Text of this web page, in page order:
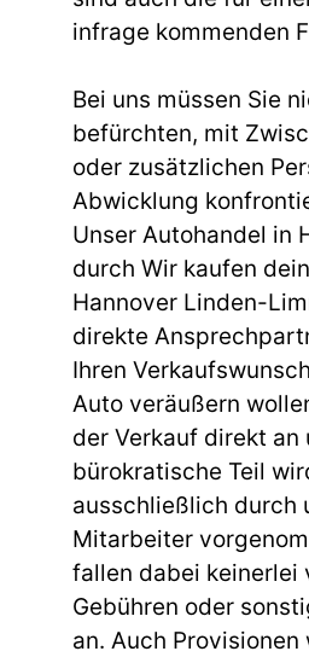
infrage kommenden
Bei uns müssen Sie
befürchten, mit
oder zusätzlichen
Abwicklung
Unser Autohandel in
durch Wir kaufen
Hannover Linden-
direkte
Ihren
Auto veräußern
der Verkauf direkt an
bürokratische Teil
ausschließlich durch
Mitarbeiter
fallen dabei keinerlei
Gebühren oder
an. Auch